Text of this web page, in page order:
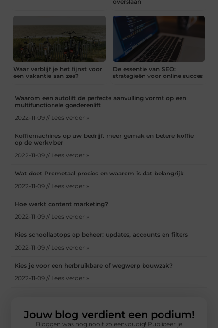
overslaan
Waar verblijf je het fijnst voor
een vakantie aan zee?
De essentie van SEO:
strategieën voor online succes
Waarom een autolift de perfecte aanvulling vormt op een
multifunctionele goederenlift
2022-11-09 // Lees verder »
Koffiemachines op uw bedrijf: meer gemak en betere koffie
op de werkvloer
2022-11-09 // Lees verder »
Wat doet Prometaal precies en waarom is dat belangrijk
2022-11-09 // Lees verder »
Hoe werkt content marketing?
2022-11-09 // Lees verder »
Kies schoollaptops op beheer: updates, accounts en filters
2022-11-09 // Lees verder »
Kies je voor een herbruikbare of wegwerp bouwzak?
2022-11-09 // Lees verder »
Jouw blog verdient een podium!
Bloggen was nog nooit zo eenvoudig! Publiceer je